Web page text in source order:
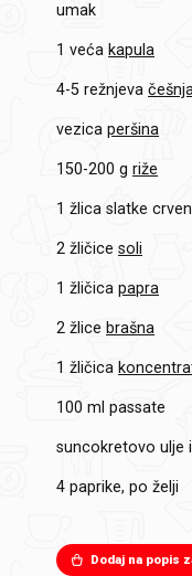
umak
1 veća kapula
4-5 režnjeva
vezica peršina
150-200 g riže
1 žlica slatke
2 žličice soli
1 žličica papra
2 žlice brašna
1 žličica
100 ml passate
suncokretovo ulje
4 paprike, po želji
Dodaj na popis